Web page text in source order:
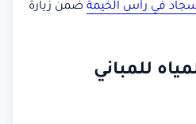
في رأس الخيمة ضمن زيارة
للمباني